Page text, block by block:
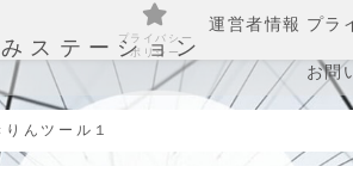
ステーション
運営者情報 プラ
お問
りんツール１
プライバシー
ポリシー